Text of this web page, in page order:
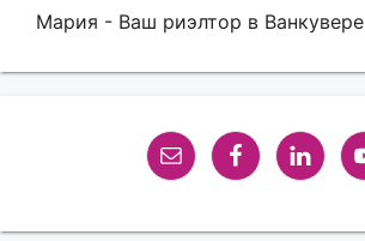
Мария - Ваш риэлтор в Ванкувере